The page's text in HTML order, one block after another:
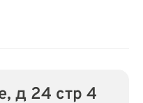
д 24 стр 4